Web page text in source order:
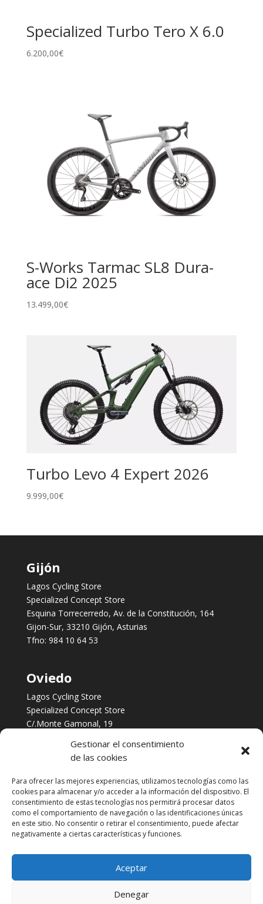
Gestionar el consentimiento
de las cookies
Para ofrecer las mejores experiencias, utilizamos tecnologías como las
cookies para almacenar y/o acceder a la información del dispositivo. El
consentimiento de estas tecnologías nos permitirá procesar datos
como el comportamiento de navegación o las identificaciones únicas
en este sitio. No consentir o retirar el consentimiento, puede afectar
negativamente a ciertas características y funciones.
Aceptar
Denegar
Specialized Turbo Tero X 6.0
6.200,00€
S-Works Tarmac SL8 Dura-
ace Di2 2025
13.499,00€
Turbo Levo 4 Expert 2026
9.999,00€
Gijón
Lagos Cycling Store
Specialized Concept Store
Esquina Torrecerredo, Av. de la Constitución, 164
Gijon-Sur, 33210 Gijón, Asturias
Tfno: 984 10 64 53
Oviedo
Lagos Cycling Store
Specialized Concept Store
C/.Monte Gamonal, 19
984 253 422
Servicios
Taller multimarca
Financia tus Compras con Cetelem
Biomecánica